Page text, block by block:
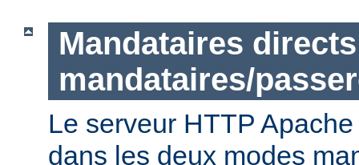
Mandataires
mandataires/
Le serveur HTTP
dans les deux modes